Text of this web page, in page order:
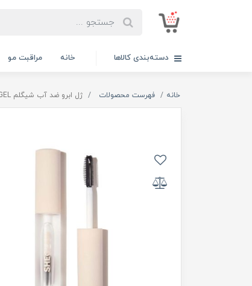
دسته‌بندی کالاها خانه مراقبت مو
خانه فهرست محصولات ژل ابرو ضد آب شیگلم SHEGLAM SET ME UP BROW GEL